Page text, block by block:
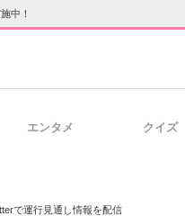
中！
エンタメ クイズ
で運行見通し情報を配信